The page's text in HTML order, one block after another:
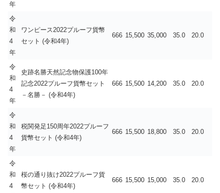
年
令
和
4
年
ワンピース2022プルーフ貨幣
セット (令和4年)
666 15,500 35,000 35.0 20.0
令
和
4
年
史跡名勝天然記念物保護100年
記念2022プルーフ貨幣セット
－名勝－ (令和4年)
666 15,500 14,200 35.0 20.0
令
和
4
年
税関発足150周年2022プルーフ
貨幣セット (令和4年)
666 15,500 18,800 35.0 20.0
令
和
4
桜の通り抜け2022プルーフ貨
幣セット (令和4年)
666 15,500 15,000 35.0 20.0